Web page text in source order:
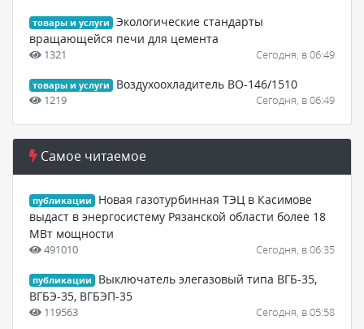
товары и услуги
Экологические стандарты
вращающейся печи для цемента
1321 Сегодня, в 06:49
товары и услуги Воздухоохладитель ВО-146/1510
1219 Сегодня, в 06:49
Самое читаемое
публикации
Новая газотурбинная ТЭЦ в Касимове
выдаст в энергосистему Рязанской области более 18
МВт мощности
491010 Сегодня, в 06:35
публикации
Выключатель элегазовый типа ВГБ-35,
ВГБЭ-35, ВГБЭП-35
119563 Сегодня, в 05:58